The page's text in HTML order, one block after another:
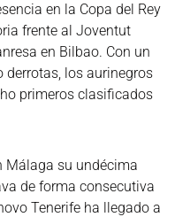
en la Copa del Rey
frente al Joventut
en Bilbao. Con un
derrotas, los aurinegros
primeros clasificados
Málaga su undécima
de forma consecutiva
Tenerife ha llegado a